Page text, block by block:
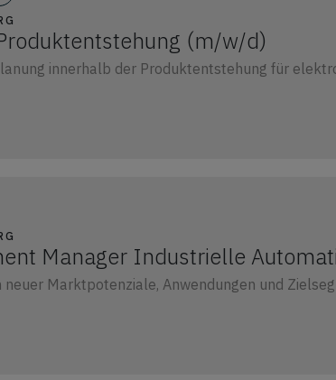
(m/w/d)
innerhalb der Produktentstehung für
Manager Industrielle
Marktpotenziale, Anwendungen und